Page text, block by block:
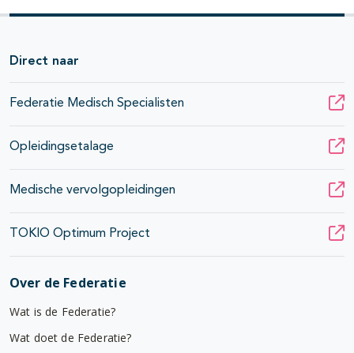
Direct naar
Federatie Medisch Specialisten
Opleidingsetalage
Medische vervolgopleidingen
TOKIO Optimum Project
Over de Federatie
Wat is de Federatie?
Wat doet de Federatie?